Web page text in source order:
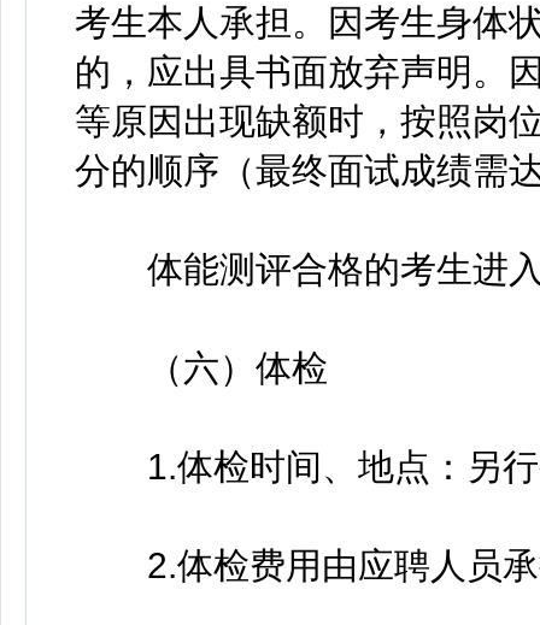
考生本人承担。因考生身体
的，应出具书面放弃声明。
等原因出现缺额时，按照岗
分的顺序（最终面试成绩需
体能测评合格的考生进
（六）体检
1.体检时间、地点：另行
2.体检费用由应聘人员承